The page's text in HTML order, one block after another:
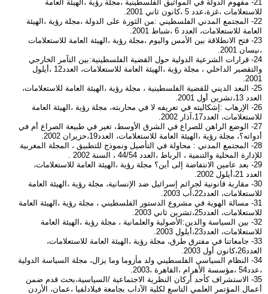
21- مفهوم الدولة في المواثيق الفلسطينية ،مجلة رؤية ،الهيئة العامة
للاستعلامات ،غزة،عدد 5 ،كانون ثاني 2001.
22- المجتمع المدني الفلسطيني :من الثورة على الدولة ،مجلة رؤية ،الهيئة
العامة للاستعلامات، العدد 6 ،شباط 2001.
23- فتح الانطلاقة بين الأمس واليوم ،مجلة رؤية ،الهيئة العامة للاستعلامات
،نيسان 2001.
24- قرارات الشرعية الدولية حول القضية الفلسطينية:بين التآمر الخارجي
والتقصير الداخلي ، مجلة رؤية ،الهيئة العامة للاستعلامات، العدد12 ،أيلول
2001.
25- البعد الديني للقضية الفلسطينية ، مجلة رؤية ،الهيئة العامة للاستعلامات،
العدد 13،تشرين أول 2001.
26- الإرهاب :إشكاليته في تعريفه لا في محاربته، مجلة رؤية ،الهيئة العامة
للاستعلامات، العدد17،آذار 2002.
27- الوضع الراهن للصراع في الشرق الأوسط، تغير في طبيعة الصراع أم في
أدواته؟، مجلة رؤية ،الهيئة العامة للاستعلامات، العدد19،حزيران 2002.
28- المجتمع المدني : محاولة في التأصيل ونموذج للتطبيق ، المجلة المغربية
للإدارة المحلية والتنمية ، الرباط ،العدد 44/54 ، السنة 2002 .
29- بعد عامين الانتفاضة إلى أين؟ مجلة رؤية ،الهيئة العامة للاستعلامات،
العدد 21،أيلول 2002.
30- مقاربة قانونية لجرائم إسرائيل ضد الإنسانية، مجلة رؤية ،الهيئة العامة
للاستعلامات، العدد22،آب 2003.
31- مسالة الهوية في مشروع الدستور الفلسطيني ، مجلة رؤية ،الهيئة العامة
للاستعلامات، العدد25،تشرين ثاني 2003.
32- بين السياسة والدين:الأصولية والعلمانية ، مجلة رؤية ،الهيئة العامة
للاستعلامات، العدد23،أيلول 2003.
33- جامعاتنا في مفترق طرق، مجلة رؤية ،الهيئة العامة للاستعلامات،
العدد26،كانون أول 2003.
34- النظام السياسي الفلسطيني ولد مأزوما وما يزال، مجلة السياسة الدولية
،عدد54 ،مؤسسة الأهرام ،القاهرة ،2003.
35- الاستشراف كأحد أركان النظرية الاجتماعية /السياسية،بحث قدم ضمن
أعمال المؤتمر العلمي التاسع لكلية الآداب بجامعة فيلادلفيا ،عمان، الأردن